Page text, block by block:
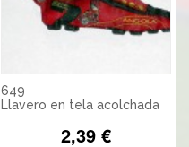
649
Llavero en tela acolchada
2,39 €